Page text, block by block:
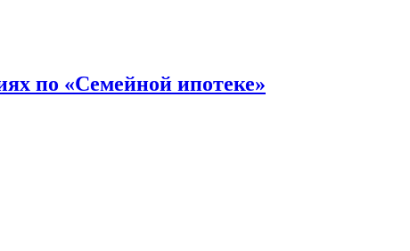
по «Семейной ипотеке»